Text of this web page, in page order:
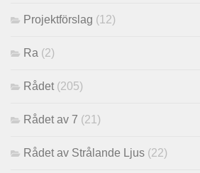
Projektförslag (12)
Ra (2)
Rådet(205)
Rådet av 7 (21)
Rådet av Strålande Ljus (22)